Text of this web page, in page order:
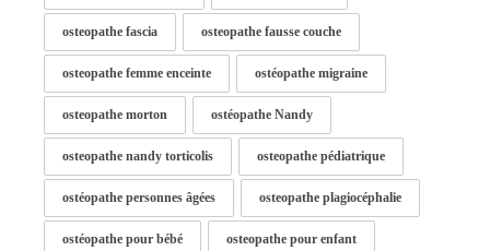
osteopathe fascia osteopathe fausse couche
osteopathe femme enceinte ostéopathe migraine
osteopathe morton ostéopathe Nandy
osteopathe nandy torticolis osteopathe pédiatrique
ostéopathe personnes âgées osteopathe plagiocéphalie
ostéopathe pour bébé osteopathe pour enfant